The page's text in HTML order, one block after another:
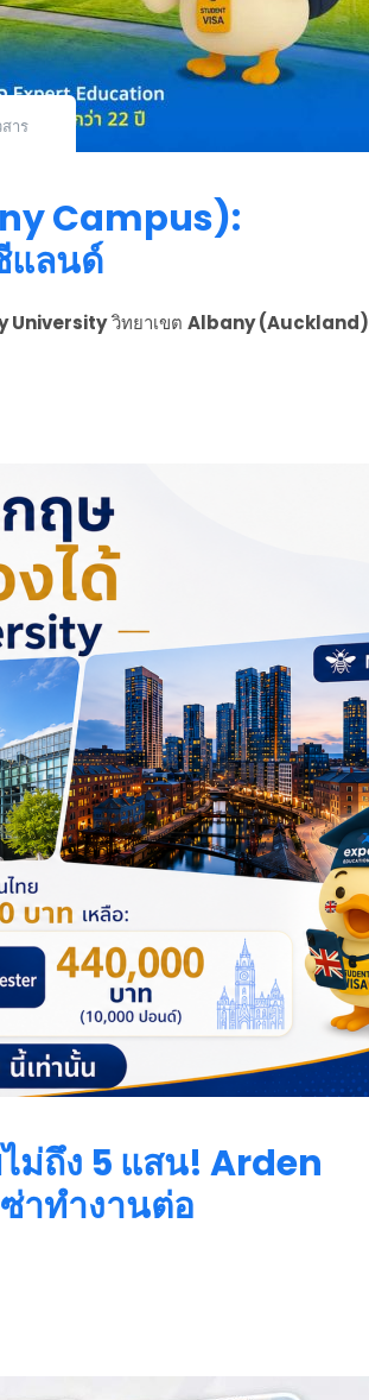
าร
Campus):
แลนด์
Universityวิทยาเขต Albany (Auckland)
ม่ถึง 5 แสน! Arden
าทำงานต่อ